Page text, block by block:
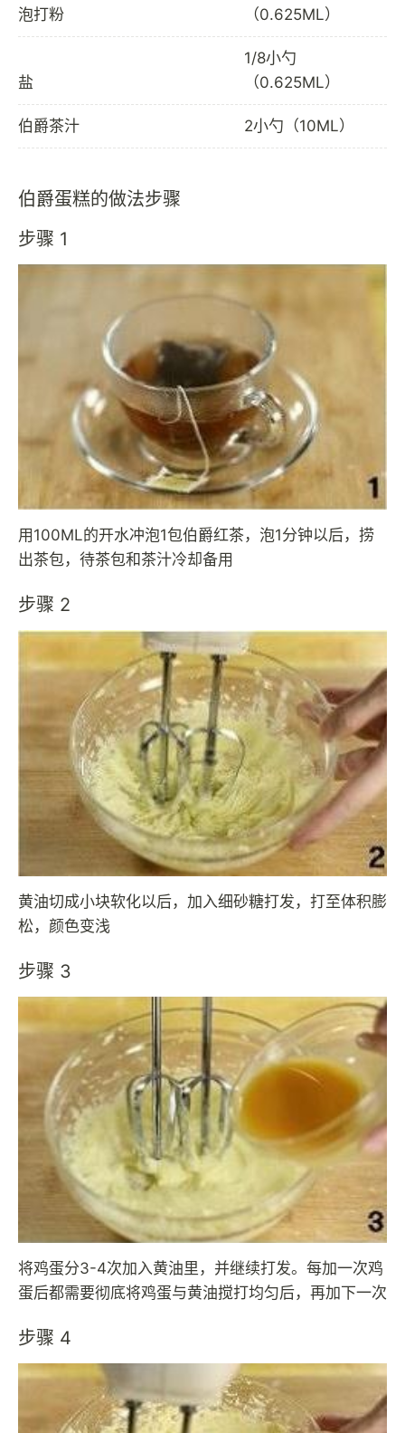
泡打粉
（0.625ML）
盐
1/8小勺
（0.625ML）
伯爵茶汁 2小勺（10ML）
伯爵蛋糕的做法步骤
步骤 1
用100ML的开水冲泡1包伯爵红茶，泡1分钟以后，捞
出茶包，待茶包和茶汁冷却备用
步骤 2
黄油切成小块软化以后，加入细砂糖打发，打至体积膨
松，颜色变浅
步骤 3
将鸡蛋分3-4次加入黄油里，并继续打发。每加一次鸡
蛋后都需要彻底将鸡蛋与黄油搅打均匀后，再加下一次
步骤 4